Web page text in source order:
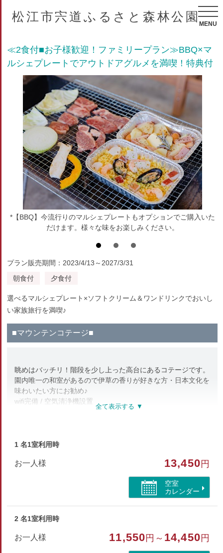
松江市宍道ふるさと森林公園
MENU
≪2食付■お子様歓迎！ファミリープラン≫BBQ×マ
ルシェプレートでアウトドアグルメを満喫！特典付
*【BBQ】今流行りのマルシェプレートもオプションでご購入いた
だけます。様々な味をお楽しみください。
プラン販売期間：2023/4/13～2027/3/31
朝食付
夕食付
選べるマルシェプレート×ソフトクリーム＆ワンドリンクでおいし
い家族旅行を満喫♪
■マウンテンコテージ■
眺めはバッチリ！階段を少し上った高台にあるコテージです。
園内唯一の和室があるので伊草の香りが好きな方・日本文化を
味わいたい方にお勧め♪
wifi完備 / 空気清浄機設置
フトシングルベッド×3)・キッチン
せんのでご持参下さい。
部屋種別
コテージ・棟
1 名1室利用時
お一人様 13,450 円
空室
カレンダー
2 名1室利用時
お一人様 11,550 円～ 14,450 円